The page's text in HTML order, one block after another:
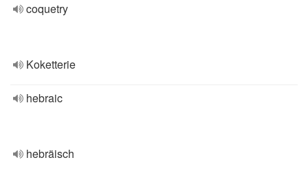
coquetry
Koketterie
hebraic
hebräisch